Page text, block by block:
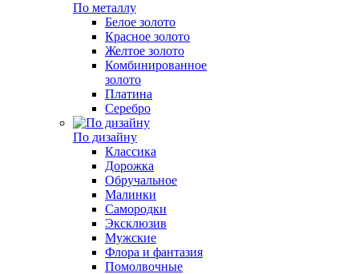
По металлу
Белое золото
Красное золото
Желтое золото
Комбинированное
золото
Платина
Серебро
По дизайну
Классика
Дорожка
Обручальное
Малинки
Самородки
Эксклюзив
Мужские
Флора и фантазия
Помолвочные